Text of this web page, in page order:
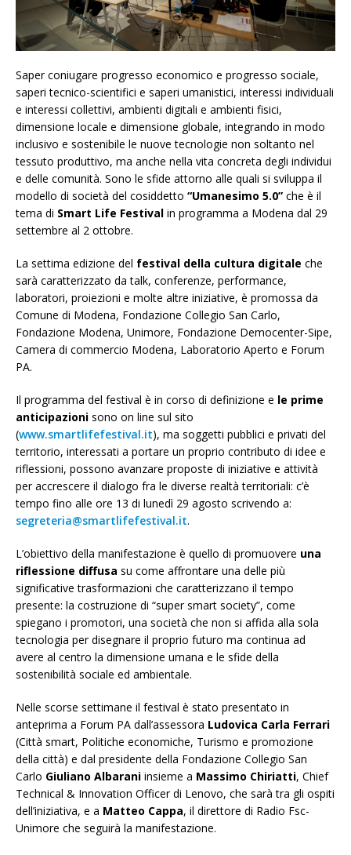
Saper coniugare progresso economico e progresso sociale,
saperi tecnico-scientifici e saperi umanistici, interessi individuali
e interessi collettivi, ambienti digitali e ambienti fisici,
dimensione locale e dimensione globale, integrando in modo
inclusivo e sostenibile le nuove tecnologie non soltanto nel
tessuto produttivo, ma anche nella vita concreta degli individui
e delle comunità. Sono le sfide attorno alle quali si sviluppa il
modello di società del cosiddetto “Umanesimo 5.0” che è il
tema di Smart Life Festival in programma a Modena dal 29
settembre al 2 ottobre.
La settima edizione del festival della cultura digitale che
sarà caratterizzato da talk, conferenze, performance,
laboratori, proiezioni e molte altre iniziative, è promossa da
Comune di Modena, Fondazione Collegio San Carlo,
Fondazione Modena, Unimore, Fondazione Democenter-Sipe,
Camera di commercio Modena, Laboratorio Aperto e Forum
PA.
Il programma del festival è in corso di definizione e le prime
anticipazioni sono on line sul sito
(www.smartlifefestival.it), ma soggetti pubblici e privati del
territorio, interessati a portare un proprio contributo di idee e
riflessioni, possono avanzare proposte di iniziative e attività
per accrescere il dialogo fra le diverse realtà territoriali: c’è
tempo fino alle ore 13 di lunedì 29 agosto scrivendo a:
segreteria@smartlifefestival.it.
L’obiettivo della manifestazione è quello di promuovere una
riflessione diffusa su come affrontare una delle più
significative trasformazioni che caratterizzano il tempo
presente: la costruzione di “super smart society”, come
spiegano i promotori, una società che non si affida alla sola
tecnologia per disegnare il proprio futuro ma continua ad
avere al centro la dimensione umana e le sfide della
sostenibilità sociale ed ambientale.
Nelle scorse settimane il festival è stato presentato in
anteprima a Forum PA dall’assessora Ludovica Carla Ferrari
(Città smart, Politiche economiche, Turismo e promozione
della città) e dal presidente della Fondazione Collegio San
Carlo Giuliano Albarani insieme a Massimo Chiriatti, Chief
Technical & Innovation Officer di Lenovo, che sarà tra gli ospiti
dell’iniziativa, e a Matteo Cappa, il direttore di Radio Fsc-
Unimore che seguirà la manifestazione.